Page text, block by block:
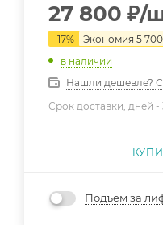
27 800 ₽/
-17% Экономия 5 700
в наличии
Нашли дешевле?
Срок доставки, дней -
Подъем за